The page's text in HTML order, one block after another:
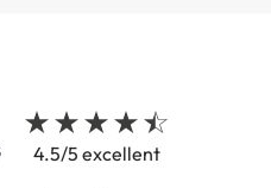
4.5/5 excellent